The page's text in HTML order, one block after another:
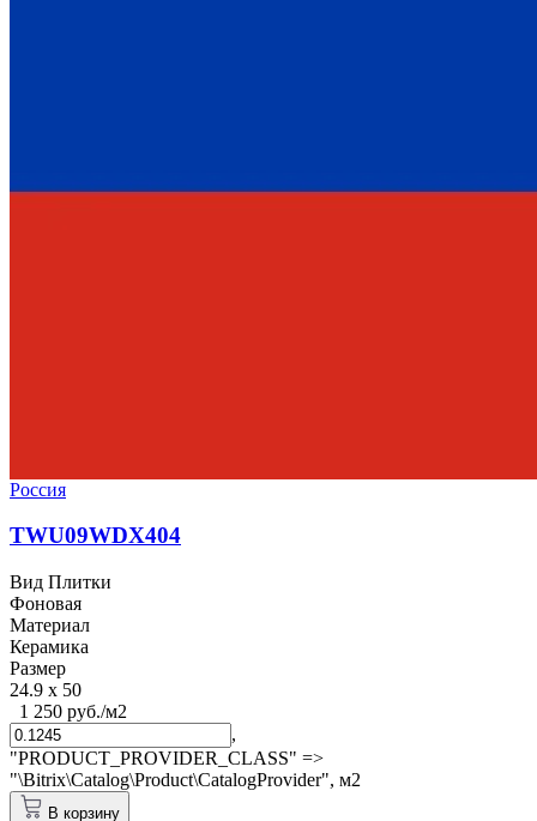
Россия
TWU09WDX404
Вид Плитки
Фоновая
Материал
Керамика
Размер
24.9 x 50
1 250 руб./м2
,
"PRODUCT_PROVIDER_CLASS" =>
"\Bitrix\Catalog\Product\CatalogProvider", м2
В корзину